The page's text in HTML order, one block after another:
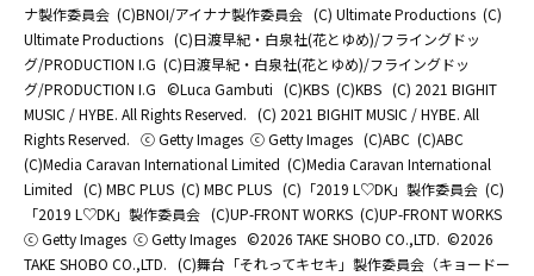
ナ製作委員会 (C)BNOI/アイナナ製作委員会 (C) Ultimate Productions (C)
Ultimate Productions (C)日渡早紀・白泉社(花とゆめ)/フライングドッ
グ/PRODUCTION I.G (C)日渡早紀・白泉社(花とゆめ)/フライングドッ
グ/PRODUCTION I.G ©Luca Gambuti (C)KBS (C)KBS (C) 2021 BIGHIT
MUSIC / HYBE. All Rights Reserved. (C) 2021 BIGHIT MUSIC / HYBE. All
Rights Reserved. ⓒ Getty Images ⓒ Getty Images (C)ABC (C)ABC
(C)Media Caravan International Limited (C)Media Caravan International
Limited (C) MBC PLUS (C) MBC PLUS (C)「2019 L♡DK」製作委員会 (C)
「2019 L♡DK」製作委員会 (C)UP-FRONT WORKS (C)UP-FRONT WORKS
ⓒ Getty Images ⓒ Getty Images ©2026 TAKE SHOBO CO.,LTD. ©2026
TAKE SHOBO CO.,LTD. (C)舞台「それってキセキ」製作委員会（キョードー